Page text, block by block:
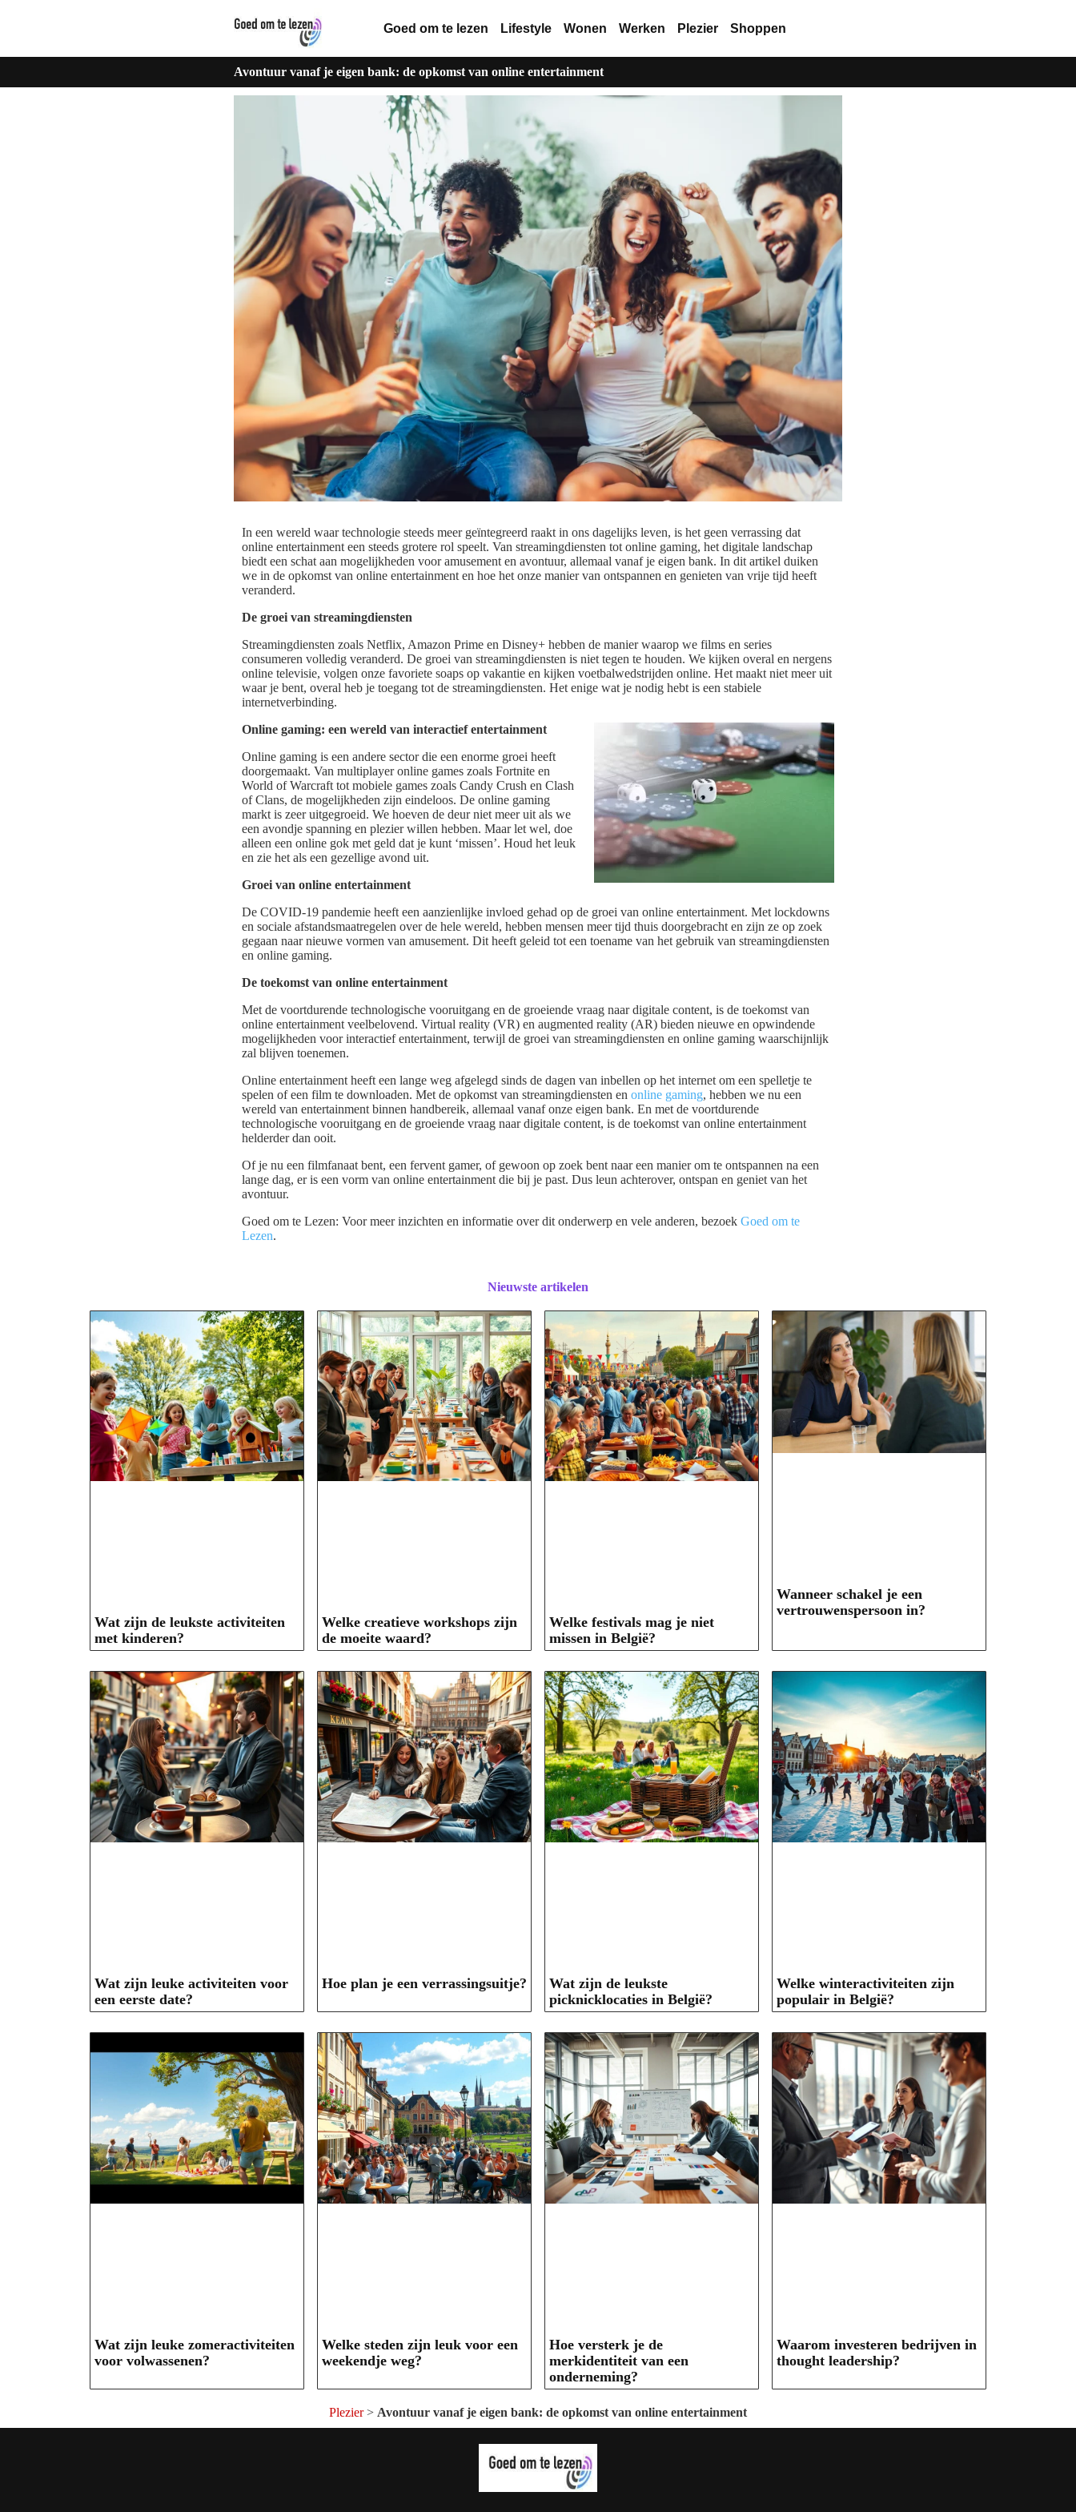
Goed om te lezen Lifestyle Wonen Werken Plezier Shoppen
Avontuur vanaf je eigen bank: de opkomst van online entertainment
In een wereld waar technologie steeds meer geïntegreerd raakt in ons dagelijks leven, is het geen verrassing dat
online entertainment een steeds grotere rol speelt. Van streamingdiensten tot online gaming, het digitale landschap
biedt een schat aan mogelijkheden voor amusement en avontuur, allemaal vanaf je eigen bank. In dit artikel duiken
we in de opkomst van online entertainment en hoe het onze manier van ontspannen en genieten van vrije tijd heeft
veranderd.
De groei van streamingdiensten
Streamingdiensten zoals Netflix, Amazon Prime en Disney+ hebben de manier waarop we films en series
consumeren volledig veranderd. De groei van streamingdiensten is niet tegen te houden. We kijken overal en nergens
online televisie, volgen onze favoriete soaps op vakantie en kijken voetbalwedstrijden online. Het maakt niet meer uit
waar je bent, overal heb je toegang tot de streamingdiensten. Het enige wat je nodig hebt is een stabiele
internetverbinding.
Online gaming: een wereld van interactief entertainment
Online gaming is een andere sector die een enorme groei heeft
doorgemaakt. Van multiplayer online games zoals Fortnite en
World of Warcraft tot mobiele games zoals Candy Crush en Clash
of Clans, de mogelijkheden zijn eindeloos. De online gaming
markt is zeer uitgegroeid. We hoeven de deur niet meer uit als we
een avondje spanning en plezier willen hebben. Maar let wel, doe
alleen een online gok met geld dat je kunt ‘missen’. Houd het leuk
en zie het als een gezellige avond uit.
Groei van online entertainment
De COVID-19 pandemie heeft een aanzienlijke invloed gehad op de groei van online entertainment. Met lockdowns
en sociale afstandsmaatregelen over de hele wereld, hebben mensen meer tijd thuis doorgebracht en zijn ze op zoek
gegaan naar nieuwe vormen van amusement. Dit heeft geleid tot een toename van het gebruik van streamingdiensten
en online gaming.
De toekomst van online entertainment
Met de voortdurende technologische vooruitgang en de groeiende vraag naar digitale content, is de toekomst van
online entertainment veelbelovend. Virtual reality (VR) en augmented reality (AR) bieden nieuwe en opwindende
mogelijkheden voor interactief entertainment, terwijl de groei van streamingdiensten en online gaming waarschijnlijk
zal blijven toenemen.
Online entertainment heeft een lange weg afgelegd sinds de dagen van inbellen op het internet om een spelletje te
spelen of een film te downloaden. Met de opkomst van streamingdiensten en online gaming, hebben we nu een
wereld van entertainment binnen handbereik, allemaal vanaf onze eigen bank. En met de voortdurende
technologische vooruitgang en de groeiende vraag naar digitale content, is de toekomst van online entertainment
helderder dan ooit.
Of je nu een filmfanaat bent, een fervent gamer, of gewoon op zoek bent naar een manier om te ontspannen na een
lange dag, er is een vorm van online entertainment die bij je past. Dus leun achterover, ontspan en geniet van het
avontuur.
Goed om te Lezen: Voor meer inzichten en informatie over dit onderwerp en vele anderen, bezoek Goed om te
Lezen.
Nieuwste artikelen
Wat zijn de leukste activiteiten
met kinderen?
Welke creatieve workshops zijn
de moeite waard?
Welke festivals mag je niet
missen in België?
Wanneer schakel je een
vertrouwenspersoon in?
Wat zijn leuke activiteiten voor
een eerste date?
Hoe plan je een verrassingsuitje?
Wat zijn de leukste
picknicklocaties in België?
Welke winteractiviteiten zijn
populair in België?
Wat zijn leuke zomeractiviteiten
voor volwassenen?
Welke steden zijn leuk voor een
weekendje weg?
Hoe versterk je de
merkidentiteit van een
onderneming?
Waarom investeren bedrijven in
thought leadership?
Plezier> Avontuur vanaf je eigen bank: de opkomst van online entertainment